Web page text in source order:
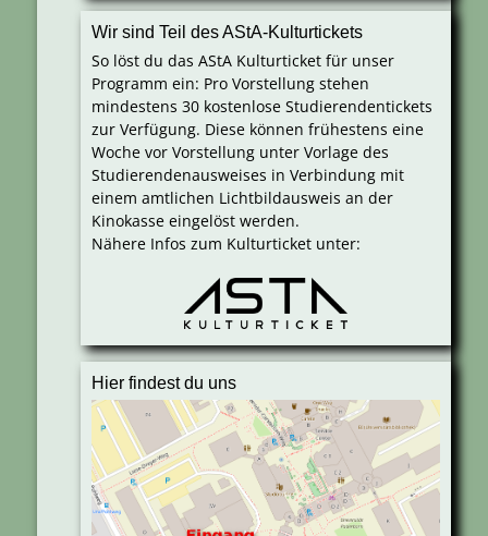
Wir sind Teil des AStA-Kulturtickets
So löst du das AStA Kulturticket für unser
Programm ein: Pro Vorstellung stehen
mindestens 30 kostenlose Studierendentickets
zur Verfügung. Diese können frühestens eine
Woche vor Vorstellung unter Vorlage des
Studierendenausweises in Verbindung mit
einem amtlichen Lichtbildausweis an der
Kinokasse eingelöst werden.
Nähere Infos zum Kulturticket unter:
Hier findest du uns